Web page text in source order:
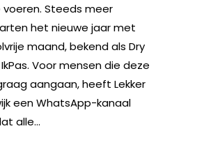
Steeds meer
het nieuwe jaar met
maand, bekend als Dry
Voor mensen die deze
aangaan, heeft Lekker
een WhatsApp-kanaal
alle...